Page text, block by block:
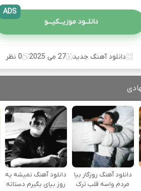
دانلــود موزیــکیـــو
ADS
دانلود آهنگ جدید 27 می 2025 0 نظر
دانلود آهنگ روزگار بیا
مردم واسه قلب ترک
دانلود آهنگ نمیشه یه
روز بیای بگیرم دستاته